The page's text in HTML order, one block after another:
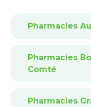
Pharmacies
Pharmacies
Comté
Pharmacies